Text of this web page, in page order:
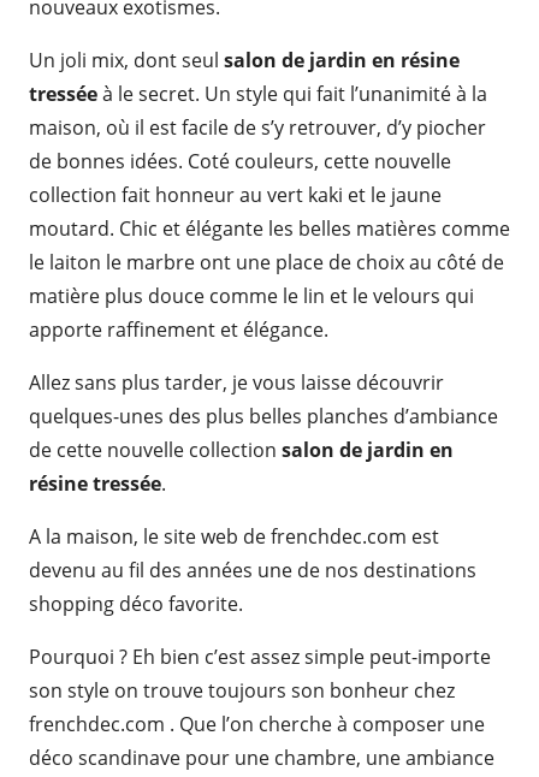
nouveaux exotismes.
Un joli mix, dont seul salon de jardin en résine
tresséeà le secret. Un style qui fait l’unanimité à la
maison, où il est facile de s’y retrouver, d’y piocher
de bonnes idées. Coté couleurs, cette nouvelle
collection fait honneur au vert kaki et le jaune
moutard. Chic et élégante les belles matières comme
le laiton le marbre ont une place de choix au côté de
matière plus douce comme le lin et le velours qui
apporte raffinement et élégance.
Allez sans plus tarder, je vous laisse découvrir
quelques-unes des plus belles planches d’ambiance
de cette nouvelle collection salon de jardin en
résine tressée.
A la maison, le site web de frenchdec.com est
devenu au fil des années une de nos destinations
shopping déco favorite.
Pourquoi ? Eh bien c’est assez simple peut-importe
son style on trouve toujours son bonheur chez
frenchdec.com . Que l’on cherche à composer une
déco scandinave pour une chambre, une ambiance